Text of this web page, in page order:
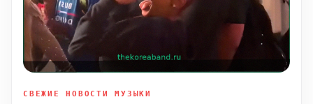
СВЕЖИЕ НОВОСТИ МУЗЫКИ